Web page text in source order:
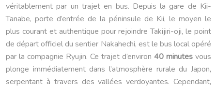
véritablement par un trajet en bus. Depuis la gare de Kii-
Tanabe, porte d’entrée de la péninsule de Kii, le moyen le
plus courant et authentique pour rejoindre Takijiri-oji, le point
de départ officiel du sentier Nakahechi, est le bus local opéré
par la compagnie Ryujin. Ce trajet d’environ 40 minutes vous
plonge immédiatement dans l’atmosphère rurale du Japon,
serpentant à travers des vallées verdoyantes. Cependant,